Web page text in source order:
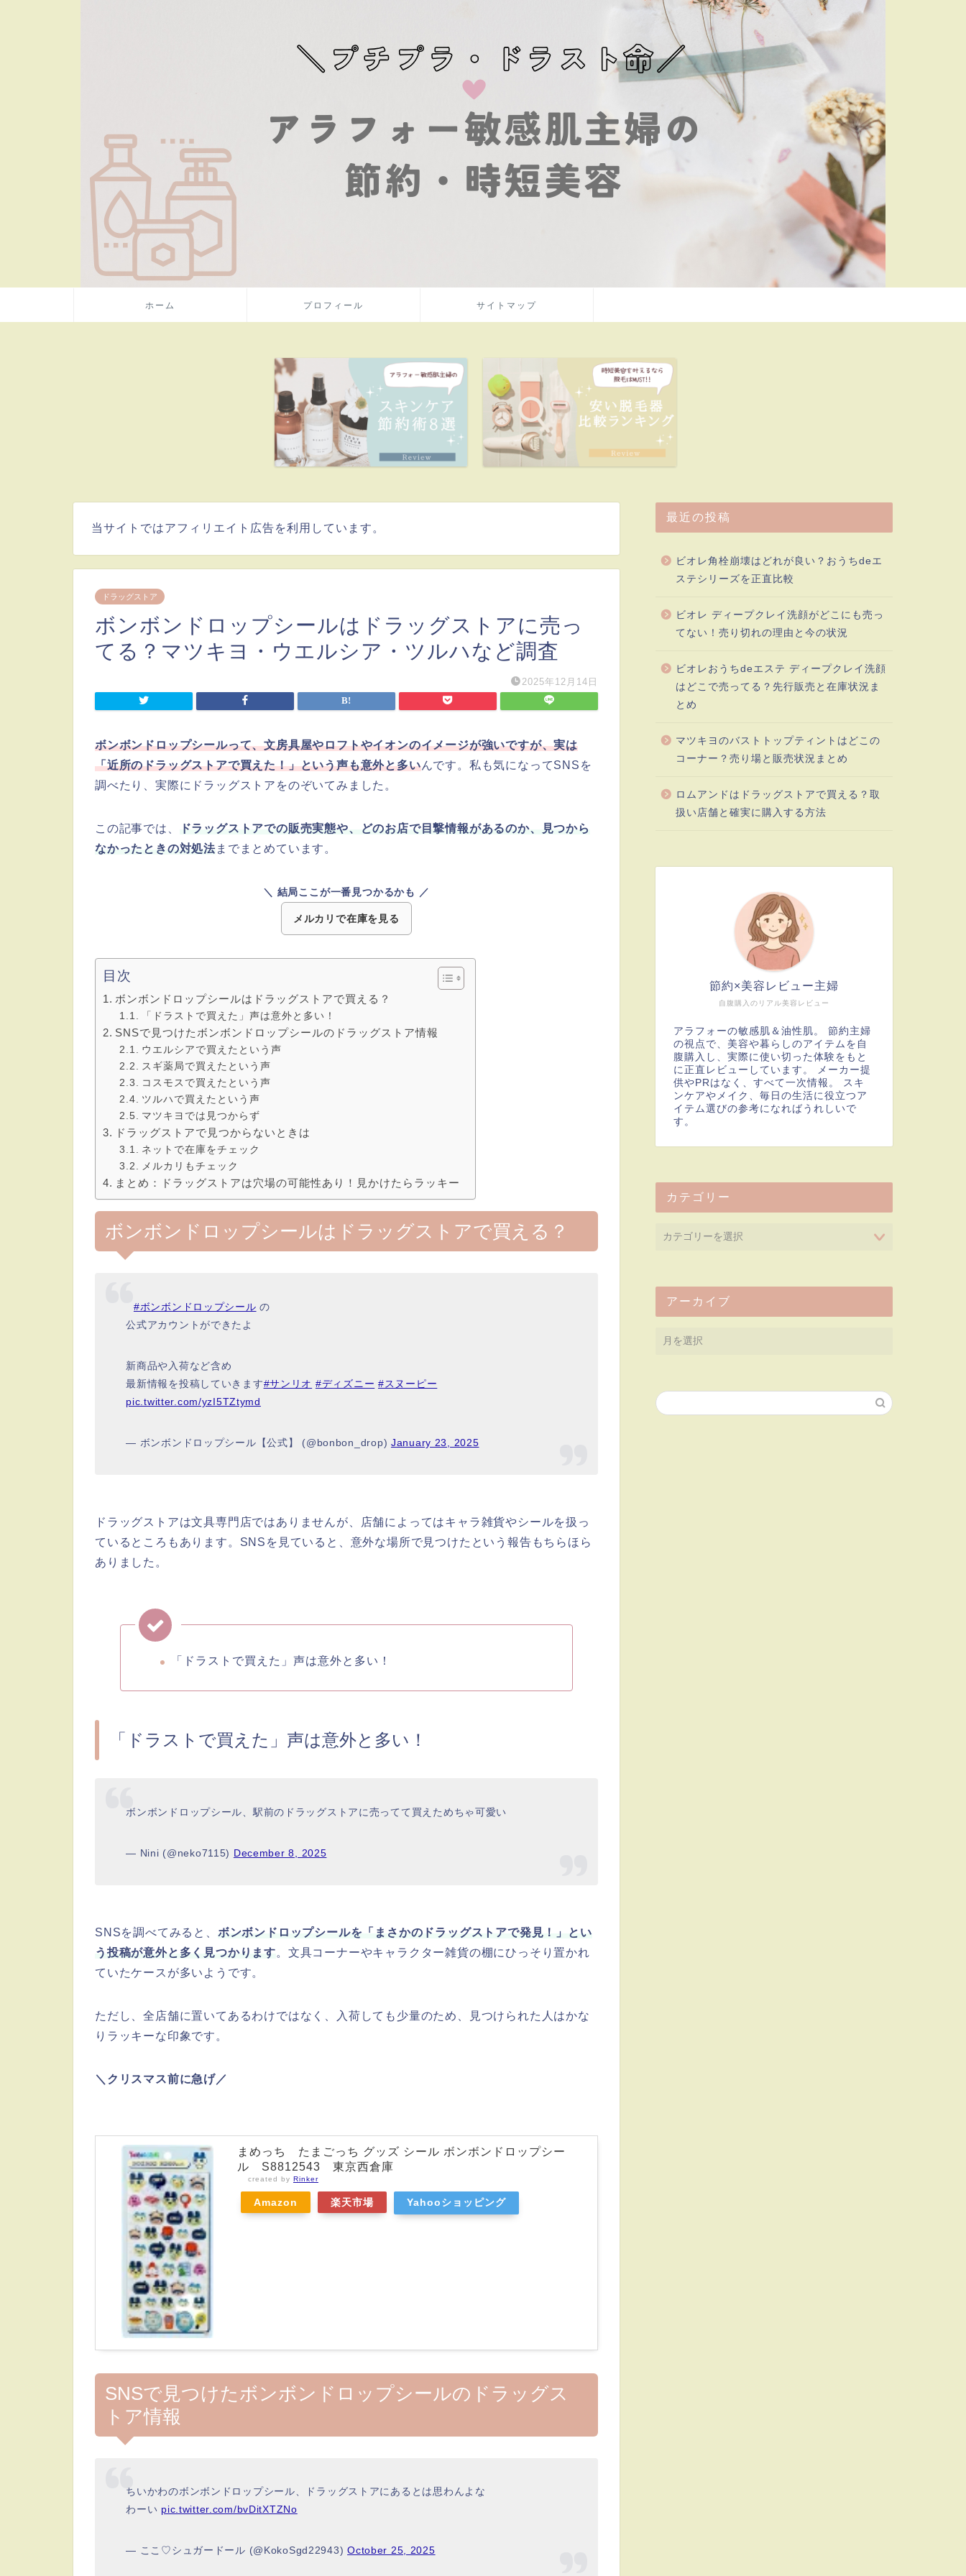
ホーム プロフィール サイトマップ
当サイトではアフィリエイト広告を利用しています。
ドラッグストア
ボンボンドロップシールはドラッグストアに売っ
てる？マツキヨ・ウエルシア・ツルハなど調査
2025年12月14日
ボンボンドロップシールって、文房具屋やロフトやイオンのイメージが強いですが、実は
「近所のドラッグストアで買えた！」という声も意外と多いんです。私も気になってSNSを
調べたり、実際にドラッグストアをのぞいてみました。
この記事では、
ドラッグストアでの販売実態や、どのお店で目撃情報があるのか、見つから
なかったときの対処法までまとめています。
＼ 結局ここが一番見つかるかも ／
メルカリで在庫を見る
目次
ボンボンドロップシールはドラッグストアで買える？
「ドラストで買えた」声は意外と多い！
SNSで見つけたボンボンドロップシールのドラッグストア情報
ウエルシアで買えたという声
スギ薬局で買えたという声
コスモスで買えたという声
ツルハで買えたという声
マツキヨでは見つからず
ドラッグストアで見つからないときは
ネットで在庫をチェック
メルカリもチェック
まとめ：ドラッグストアは穴場の可能性あり！見かけたらラッキー
ボンボンドロップシールはドラッグストアで買える？
#ボンボンドロップシール の
公式アカウントができたよ
新商品や入荷など含め
最新情報を投稿していきます#サンリオ #ディズニー #スヌーピー
pic.twitter.com/yzI5TZtymd
— ボンボンドロップシール【公式】 (@bonbon_drop) January 23, 2025
ドラッグストアは文具専門店ではありませんが、店舗によってはキャラ雑貨やシールを扱っ
ているところもあります。SNSを見ていると、意外な場所で見つけたという報告もちらほら
ありました。
「ドラストで買えた」声は意外と多い！
「ドラストで買えた」声は意外と多い！
ボンボンドロップシール、駅前のドラッグストアに売ってて買えためちゃ可愛い
— Nini (@neko7115) December 8, 2025
SNSを調べてみると、 ボンボンドロップシールを「まさかのドラッグストアで発見！」とい
う投稿が意外と多く見つかります。文具コーナーやキャラクター雑貨の棚にひっそり置かれ
ていたケースが多いようです。
ただし、全店舗に置いてあるわけではなく、入荷しても少量のため、見つけられた人はかな
りラッキーな印象です。
＼クリスマス前に急げ／
まめっち たまごっち グッズ シール ボンボンドロップシー
ル S8812543 東京西倉庫
created by Rinker
Amazon 楽天市場 Yahooショッピング
SNSで見つけたボンボンドロップシールのドラッグス
トア情報
ちいかわのボンボンドロップシール、ドラッグストアにあるとは思わんよな
わーい pic.twitter.com/bvDitXTZNo
— ここ♡シュガードール (@KokoSgd22943)October 25, 2025
最近の投稿
ビオレ角栓崩壊はどれが良い？おうちdeエ
ステシリーズを正直比較
ビオレ ディープクレイ洗顔がどこにも売っ
てない！売り切れの理由と今の状況
ビオレおうちdeエステ ディープクレイ洗顔
はどこで売ってる？先行販売と在庫状況ま
とめ
マツキヨのバストトップティントはどこの
コーナー？売り場と販売状況まとめ
ロムアンドはドラッグストアで買える？取
扱い店舗と確実に購入する方法
自腹購入のリアル美容レビュー
節約×美容レビュー主婦
アラフォーの敏感肌＆油性肌。 節約主婦
の視点で、美容や暮らしのアイテムを自
腹購入し、実際に使い切った体験をもと
に正直レビューしています。 メーカー提
供やPRはなく、すべて一次情報。 スキ
ンケアやメイク、毎日の生活に役立つア
イテム選びの参考になればうれしいで
す。
カテゴリー
アーカイブ